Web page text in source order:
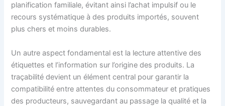
planification familiale, évitant ainsi l’achat impulsif ou le
recours systématique à des produits importés, souvent
plus chers et moins durables.
Un autre aspect fondamental est la lecture attentive des
étiquettes et l’information sur l’origine des produits. La
traçabilité devient un élément central pour garantir la
compatibilité entre attentes du consommateur et pratiques
des producteurs, sauvegardant au passage la qualité et la